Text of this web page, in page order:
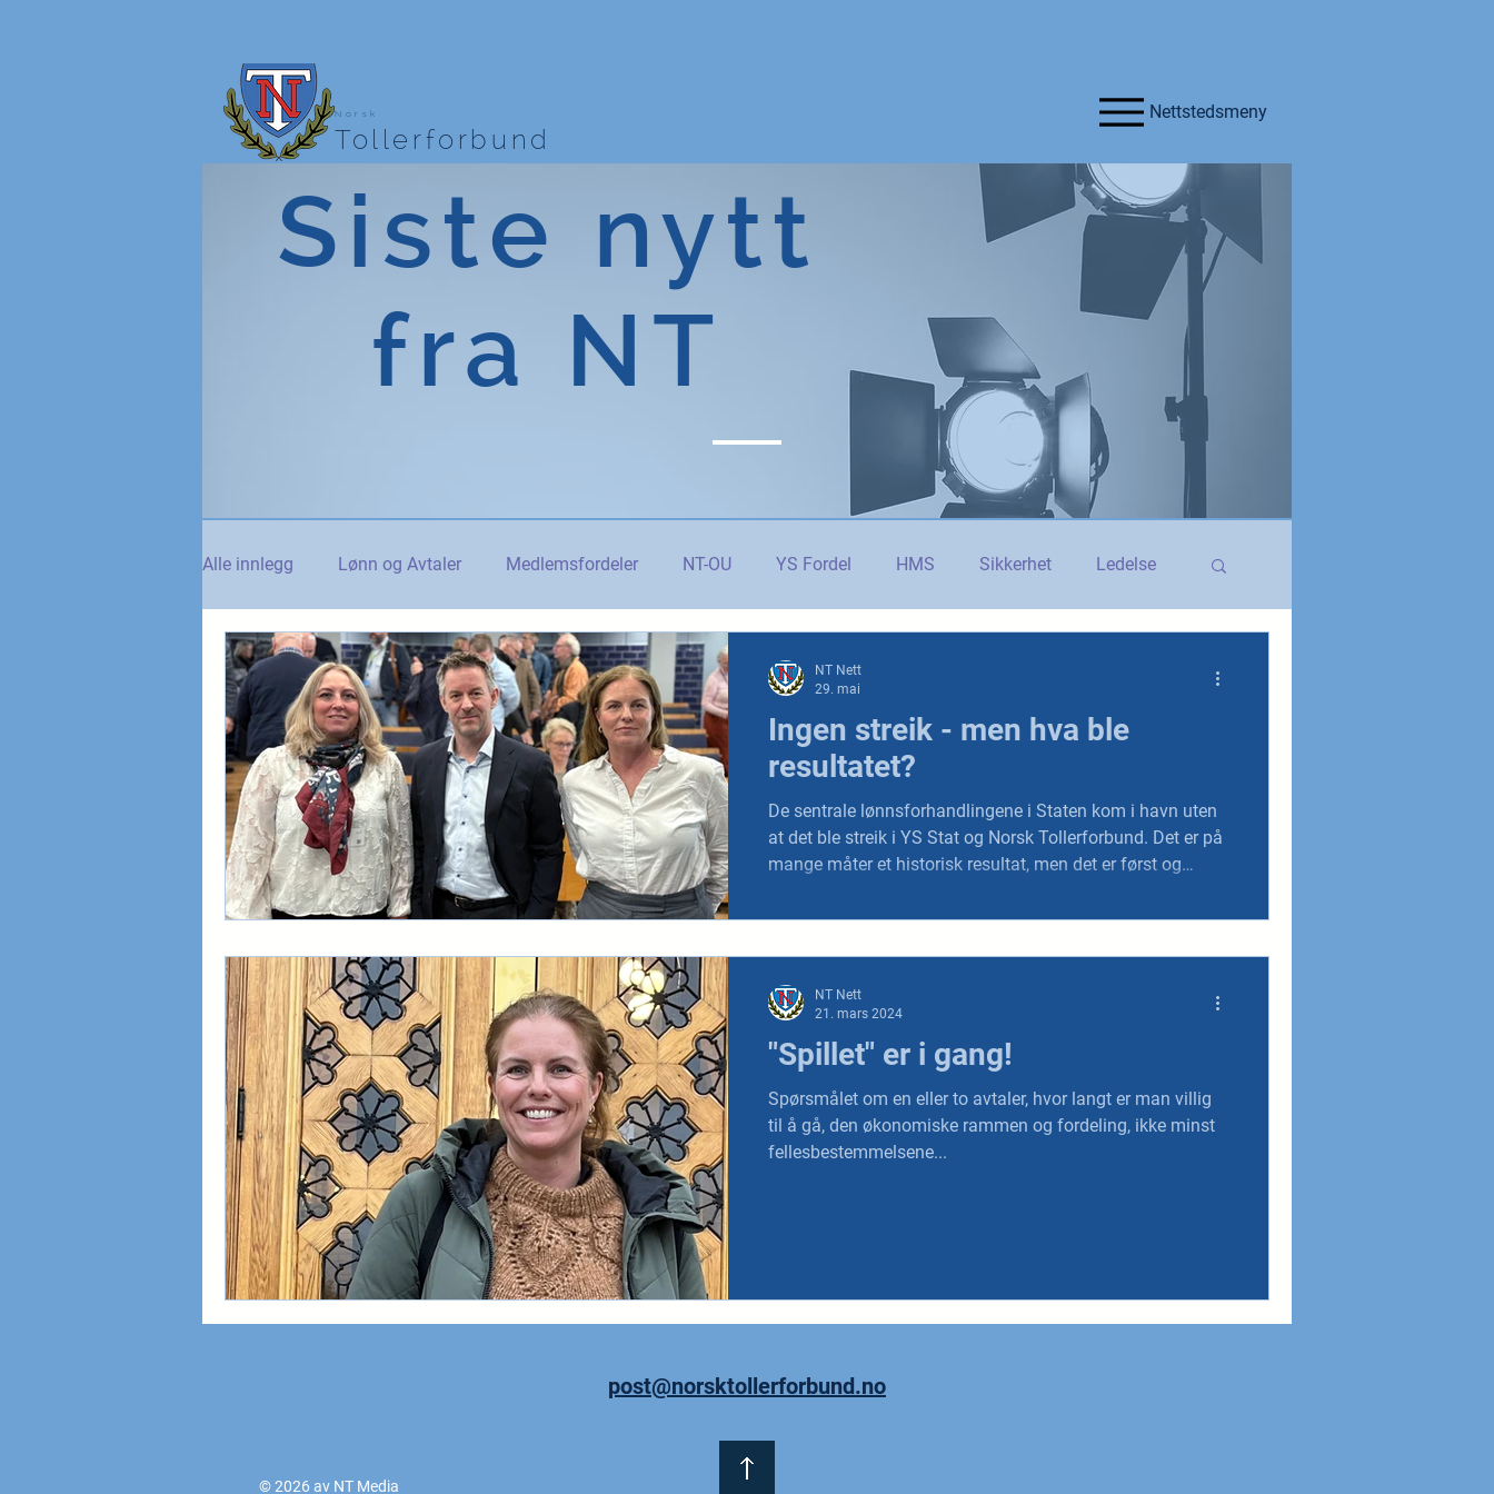
Norsk
Tollerforbund
Nettstedsmeny
Siste nytt
fra NT
Alle innlegg Lønn og Avtaler Medlemsfordeler NT-OU YS Fordel HMS Sikkerhet Ledelse
Norsk Tollblad Kurs og Utdanning Tolletaten Organisasjon
Internasjonalt Andre nyheter Budsjett og økonomi Pensjon og seniorpolitikk YS og YS Stat
NTO og UFE Teknologi, IT og AI Beredskap og sikkerhet LM25 Gjensidige
Ingen streik - men hva ble
resultatet?
De sentrale lønnsforhandlingene i Staten kom i havn uten
at det ble streik i YS Stat og Norsk Tollerforbund. Det er på
mange måter et historisk resultat, men det er først og
for våre medlemmer.
NT Nett
29. mai
"Spillet" er i gang!
Spørsmålet om en eller to avtaler, hvor langt er man villig
til å gå, den økonomiske rammen og fordeling, ikke minst
fellesbestemmelsene...
NT Nett
21. mars 2024
post@norsktollerforbund.no
© 2026 av NT Media